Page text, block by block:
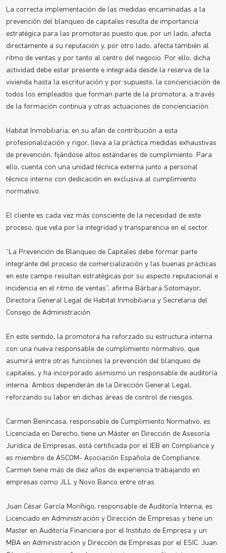
La correcta implementación de las medidas encaminadas a la
prevención del blanqueo de capitales resulta de importancia
estratégica para las promotoras puesto que, por un lado, afecta
directamente a su reputación y, por otro lado, afecta también al
ritmo de ventas y por tanto al centro del negocio. Por ello, dicha
actividad debe estar presente e integrada desde la reserva de la
vivienda hasta la escrituración y por supuesto, la concienciación de
todos los empleados que forman parte de la promotora, a través
de la formación continua y otras actuaciones de concienciación.
Habitat Inmobiliaria, en su afán de contribución a esta
profesionalización y rigor, lleva a la práctica medidas exhaustivas
de prevención, fijándose altos estándares de cumplimiento. Para
ello, cuenta con una unidad técnica externa junto a personal
técnico interno con dedicación en exclusiva al cumplimiento
normativo.
El cliente es cada vez más consciente de la necesidad de este
proceso, que vela por la integridad y transparencia en el sector.
“La Prevención de Blanqueo de Capitales debe formar parte
integrante del proceso de comercialización y las buenas prácticas
en este campo resultan estratégicas por su aspecto reputacional e
incidencia en el ritmo de ventas”, afirma Bárbara Sotomayor,
Directora General Legal de Habitat Inmobiliaria y Secretaria del
Consejo de Administración.
En este sentido, la promotora ha reforzado su estructura interna
con una nueva responsable de cumplimiento normativo, que
asumirá entre otras funciones la prevención del blanqueo de
capitales, y ha incorporado asimismo un responsable de auditoría
interna. Ambos dependerán de la Dirección General Legal,
reforzando su labor en dichas áreas de control de riesgos.
Carmen Benincasa, responsable de Cumplimiento Normativo, es
Licenciada en Derecho, tiene un Máster en Dirección de Asesoría
Jurídica de Empresas, está certificada por el IEB en Compliance y
es miembro de ASCOM- Asociación Española de Compliance.
Carmen tiene más de diez años de experiencia trabajando en
empresas como JLL y Novo Banco entre otras.
Juan César García Moríñigo, responsable de Auditoría Interna, es
Licenciado en Administración y Dirección de Empresas y tiene un
Master en Auditoría Financiera por el Instituto de Empresa y un
MBA en Administración y Dirección de Empresas por el ESIC. Juan